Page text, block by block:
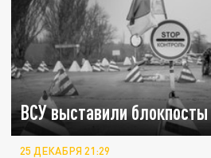
ВСУ выставили блокпосты
25 ДЕКАБРЯ 21:29